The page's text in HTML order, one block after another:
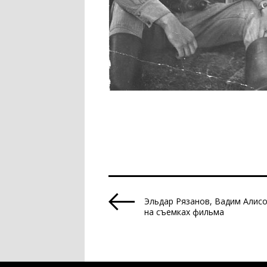
Эльдар Рязанов, Вадим
на съемках фильма